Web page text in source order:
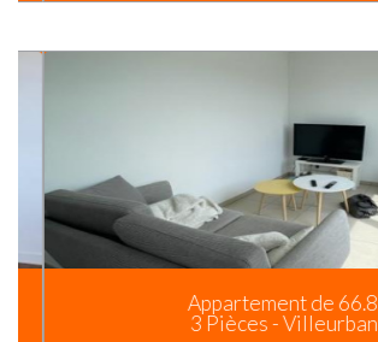
Appartement de 66.8 m²
3 Pièces - Villeurbanne